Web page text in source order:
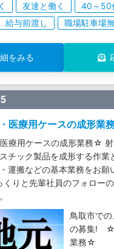
友達と働く
40～50
給与前渡し 職場駐車場
をみる
医療用ケースの成形業
療用ケースの成形業務☆ 射
チック製品を成形する作業
運搬などの基本業務をお願
くりと先輩社員のフォロー
鳥取市で
の募集! ☆
業務☆